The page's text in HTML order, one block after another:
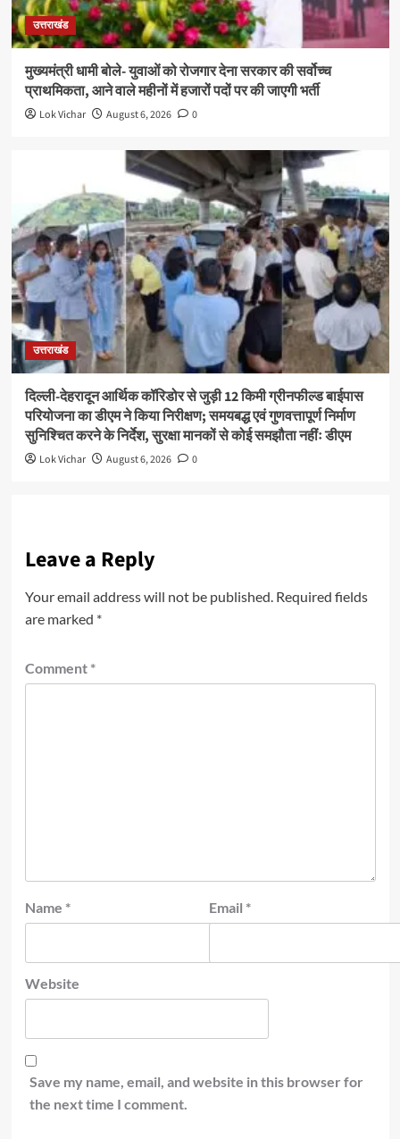
उत्तराखंड
मुख्यमंत्री धामी बोले- युवाओं को रोजगार देना सरकार की सर्वोच्च
प्राथमिकता, आने वाले महीनों में हजारों पदों पर की जाएगी भर्ती
Lok Vichar August 6, 2026 0
उत्तराखंड
दिल्ली-देहरादून आर्थिक कॉरिडोर से जुड़ी 12 किमी ग्रीनफील्ड बाईपास
परियोजना का डीएम ने किया निरीक्षण; समयबद्ध एवं गुणवत्तापूर्ण निर्माण
सुनिश्चित करने के निर्देश, सुरक्षा मानकों से कोई समझौता नहींः डीएम
Lok Vichar August 6, 2026 0
Leave a Reply
Your email address will not be published. Required fields
are marked *
Comment *
Name * Email *
Website
Save my name, email, and website in this browser for
the next time I comment.